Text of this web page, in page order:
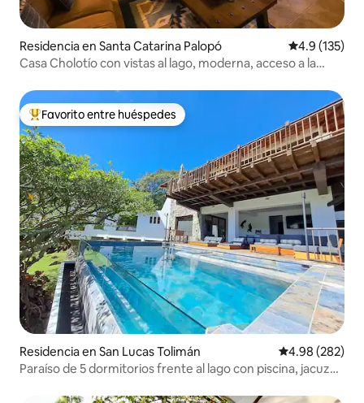
Residencia en Santa Catarina Palopó Calificación
4.9 (135)
Casa Cholotío con vistas al lago, moderna, acceso a la
De los mejores en Favorito entre huéspedes
Favorito entre huéspedes
Residencia en San Lucas Tolimán Calificación
4.98 (282)
Paraíso de 5 dormitorios frente al lago con piscina, jacuzzi